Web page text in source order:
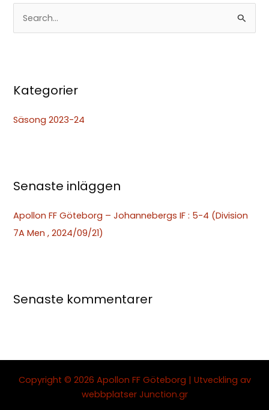
ö
f
e
Kategorier
Säsong 2023-24
Senaste inläggen
Apollon FF Göteborg – Johannebergs IF : 5-4 (Division
7A Men , 2024/09/21)
Senaste kommentarer
Copyright © 2026 Apollon FF Göteborg | Utveckling av
webbplatser Junction.gr